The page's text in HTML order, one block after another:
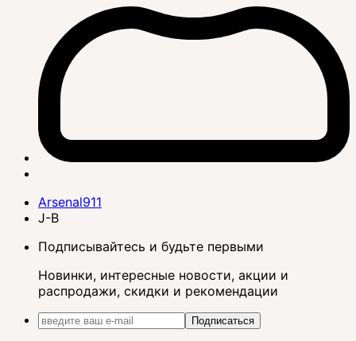
Arsenal911
J-B
Подписывайтесь и будьте первыми
Новинки, интересные новости, акции и
распродажи, скидки и рекомендации
Подписаться